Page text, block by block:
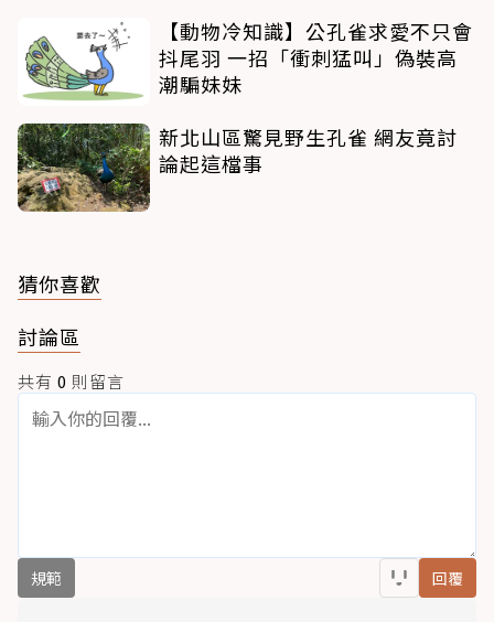
【動物冷知識】公孔雀求愛不只會
抖尾羽 一招「衝刺猛叫」偽裝高
潮騙妹妹
新北山區驚見野生孔雀 網友竟討
論起這檔事
猜你喜歡
討論區
共有 0 則留言
規範 回覆